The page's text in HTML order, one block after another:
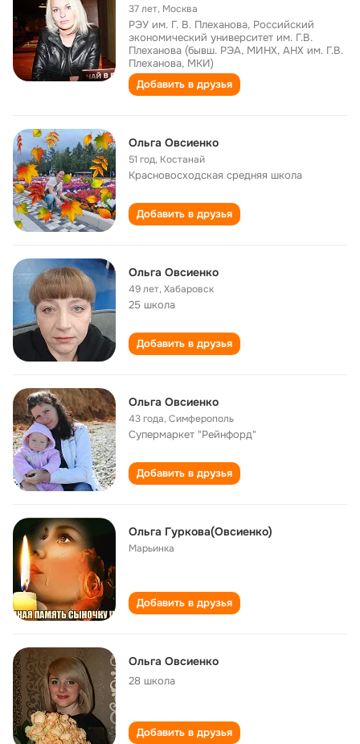
37 лет, Москва
РЭУ им. Г. В. Плеханова, Российский
экономический университет им. Г.В.
Плеханова (бывш. РЭА, МИНХ, АНХ им. Г.В.
Плеханова, МКИ)
Добавить в друзья
Ольга Овсиенко
51 год, Костанай
Красновосходская средняя школа
Добавить в друзья
Ольга Овсиенко
49 лет,Хабаровск
25 школа
Добавить в друзья
Ольга Овсиенко
43 года,Симферополь
Cупермаркет "Рейнфорд"
Добавить в друзья
Ольга Гуркова(Овсиенко)
Марьинка
Добавить в друзья
Ольга Овсиенко
28 школа
Добавить в друзья